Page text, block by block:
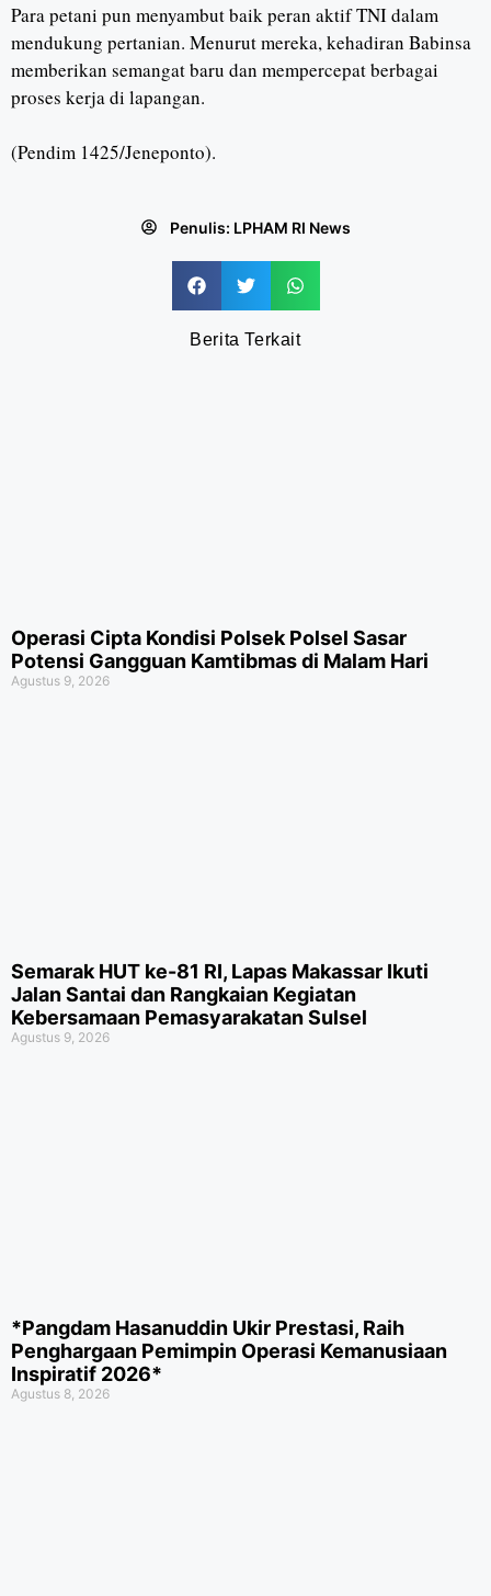
Para petani pun menyambut baik peran aktif TNI dalam
mendukung pertanian. Menurut mereka, kehadiran Babinsa
memberikan semangat baru dan mempercepat berbagai
proses kerja di lapangan.
(Pendim 1425/Jeneponto).
Penulis: LPHAM RI News
Berita Terkait
Operasi Cipta Kondisi Polsek Polsel Sasar
Potensi Gangguan Kamtibmas di Malam Hari
Agustus 9, 2026
Semarak HUT ke-81 RI, Lapas Makassar Ikuti
Jalan Santai dan Rangkaian Kegiatan
Kebersamaan Pemasyarakatan Sulsel
Agustus 9, 2026
*Pangdam Hasanuddin Ukir Prestasi, Raih
Penghargaan Pemimpin Operasi Kemanusiaan
Inspiratif 2026*
Agustus 8, 2026